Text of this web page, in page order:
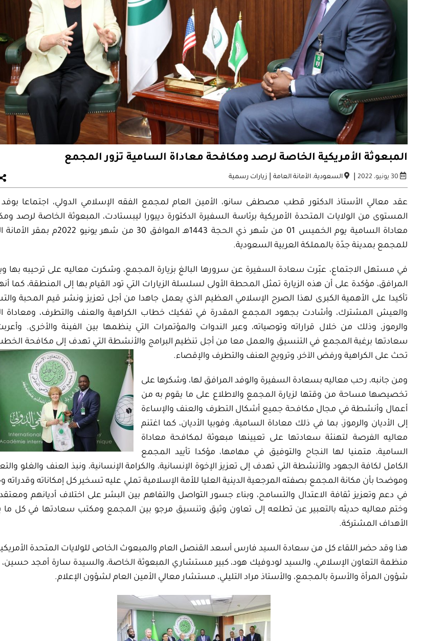
المبعوثة الأمريكية الخاصة لرصد ومكافحة معاداة السامية تزور المجمع
30 يونيو، 2022 | السعودية، الأمانة العامة| زيارات رسمية
عقد معالي الأستاذ الدكتور قطب مصطفى سانو، الأمين العام لمجمع الفقه الإسلامي الدولي، اجتماعا
المستوى من الولايات المتحدة الأمريكية برئاسة السفيرة الدكتورة ديبورا ليبستادت، المبعوثة الخاصة لرصد
معاداة السامية يوم الخميس 01 من شهر ذي الحجة 1443هـ الموافق 30 من شهر
للمجمع بمدينة جدّة بالمملكة العربية السعودية.
في مستهل الاجتماع، عبّرت سعادة السفيرة عن سرورها البالغ بزيارة المجمع، وشكرت معاليه على ترحيبه بها
المرافق، مؤكدة على أن هذه الزيارة تمثل المحطة الأولى لسلسلة الزيارات التي تود القيام بها إلى المنطقة، كما
تأكيدا على الأهمية الكبرى لهذا الصرح الإسلامي العظيم الذي يعمل جاهدا من أجل تعزيز ونشر قيم المحبة
والعيش المشترك، وأشادت بجهود المجمع المقدرة في تفكيك خطاب الكراهية والعنف والتطرف، ومعاداة
والرموز، وذلك من خلال قراراته وتوصياته، وعبر الندوات والمؤتمرات التي ينظمها بين الفينة والأخرى.
سعادتها برغبة المجمع في التنسيق والعمل معا من أجل تنظيم البرامج والأنشطة التي تهدف إلى مكافحة
تحث على الكراهية ورفض الآخر، وترويج العنف والتطرف والإقصاء.
ومن جانبه، رحب معاليه بسعادة السفيرة والوفد المرافق لها، وشكرها على
تخصيصها مساحة من وقتها لزيارة المجمع والاطلاع على ما يقوم به من
أعمال وأنشطة في مجال مكافحة جميع أشكال التطرف والعنف والإساءة
إلى الأديان والرموز، بما في ذلك معاداة السامية، وفوبيا الأديان، كما اغتنم
معاليه الفرصة لتهنئة سعادتها على تعيينها مبعوثة لمكافحة معاداة
السامية، متمنيا لها النجاح والتوفيق في مهامها، مؤكدا تأييد المجمع
الكامل لكافة الجهود والأنشطة التي تهدف إلى تعزيز الإخوة الإنسانية، والكرامة الإنسانية، ونبذ العنف والغلو
وموضحا بأن مكانة المجمع بصفته المرجعية الدينية العليا للأمة الإسلامية تملي عليه تسخير كل إمكاناته وقدراته
في دعم وتعزيز ثقافة الاعتدال والتسامح، وبناء جسور التواصل والتفاهم بين البشر على اختلاف أديانهم
وختم معاليه حديثه بالتعبير عن تطلعه إلى تعاون وثيق وتنسيق مرجو بين المجمع ومكتب سعادتها في كل
الأهداف المشتركة.
هذا وقد حضر اللقاء كل من سعادة السيد فارس أسعد القنصل العام والمبعوث الخاص للولايات المتحدة
منظمة التعاون الإسلامي، والسيد لودوفيك هود، كبير مستشاري المبعوثة الخاصة، والسيدة سارة أمجد حسين،
شؤون المرأة والأسرة بالمجمع، والأستاذ مراد التليلي، مستشار معالي الأمين العام لشؤون الإعلام.